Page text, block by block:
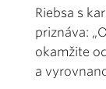
Riebsa s
priznáva:
okamžite
a